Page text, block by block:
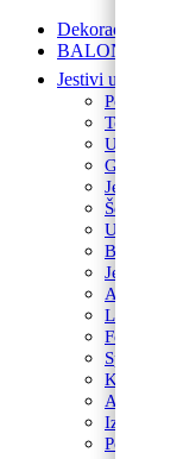
Dekoracije od
BALONI NA
Jestivi ukrasi za
Posipi
Toperi
Ukrasi za
Glazure i
Jestive
Šečerne
Ukrasi od
Boja za
Jestivi
Acetatna
Lollipop
Fontane i
Sprejevi
Kutije za
Alati za
Izrezivači
Podlošci